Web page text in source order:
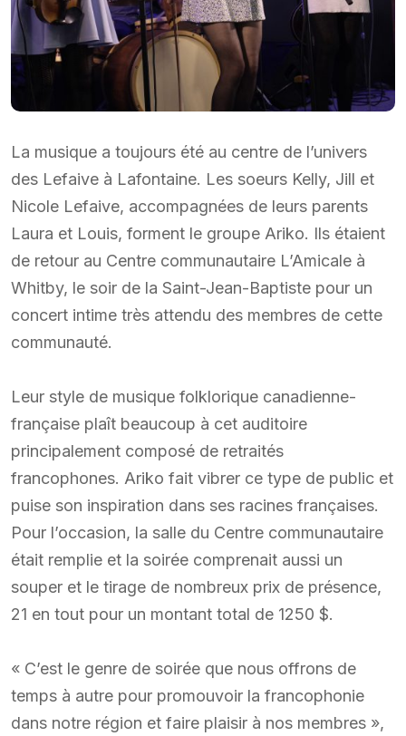
La musique a toujours été au centre de l’univers
des Lefaive à Lafontaine. Les soeurs Kelly, Jill et
Nicole Lefaive, accompagnées de leurs parents
Laura et Louis, forment le groupe Ariko. Ils étaient
de retour au Centre communautaire L’Amicale à
Whitby, le soir de la Saint-Jean-Baptiste pour un
concert intime très attendu des membres de cette
communauté.
Leur style de musique folklorique canadienne-
française plaît beaucoup à cet auditoire
principalement composé de retraités
francophones. Ariko fait vibrer ce type de public et
puise son inspiration dans ses racines françaises.
Pour l’occasion, la salle du Centre communautaire
était remplie et la soirée comprenait aussi un
souper et le tirage de nombreux prix de présence,
21 en tout pour un montant total de 1250 $.
« C’est le genre de soirée que nous offrons de
temps à autre pour promouvoir la francophonie
dans notre région et faire plaisir à nos membres »,